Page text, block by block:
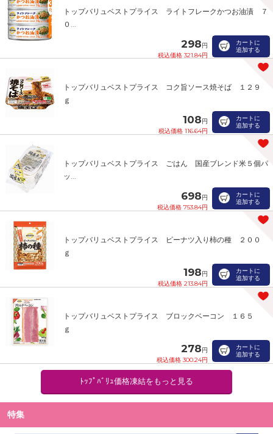
トップバリュベストプライス ライトフレークかつお油漬 ７
０...
298円
税込価格 321.84円
カートに
追加する
トップバリュベストプライス コク旨ソース焼そば １２９
ｇ
108円
税込価格 116.64円
カートに
追加する
トップバリュベストプライス ごはん 国産ブレンド米５個パ
ッ...
698円
税込価格 753.84円
カートに
追加する
トップバリュベストプライス ピーナツ入り柿の種 ２００
ｇ
198円
税込価格 213.84円
カートに
追加する
トップバリュベストプライス ブロックベーコン １６５
ｇ
278円
税込価格 300.24円
カートに
追加する
ﾄｯﾌﾟﾊﾞﾘｭ価格凍結をもっと見る
特集